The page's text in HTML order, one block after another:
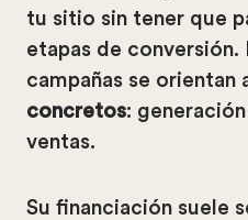
tu sitio sin tener que
etapas de conversión.
campañas se orientan
concretos:
ventas.
Su financiación suele